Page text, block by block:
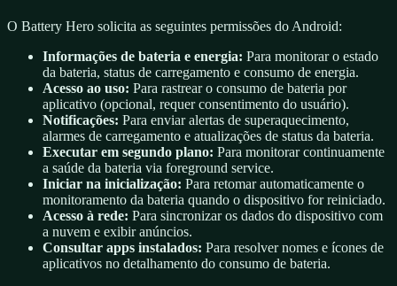
O Battery Hero solicita as seguintes permissões do Android:
Informações de bateria e energia: Para monitorar o estado
da bateria, status de carregamento e consumo de energia.
Acesso ao uso: Para rastrear o consumo de bateria por
aplicativo (opcional, requer consentimento do usuário).
Notificações: Para enviar alertas de superaquecimento,
alarmes de carregamento e atualizações de status da bateria.
Executar em segundo plano: Para monitorar continuamente
a saúde da bateria via foreground service.
Iniciar na inicialização: Para retomar automaticamente o
monitoramento da bateria quando o dispositivo for reiniciado.
Acesso à rede: Para sincronizar os dados do dispositivo com
a nuvem e exibir anúncios.
Consultar apps instalados: Para resolver nomes e ícones de
aplicativos no detalhamento do consumo de bateria.